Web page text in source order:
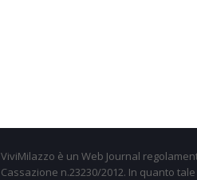
ViviMilazzo è un Web Journal
Cassazione n.23230/2012. In quanto